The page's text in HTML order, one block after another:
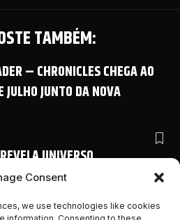
Consent
we use technologies like cookies
TAMBÉM:
– CHRONICLES CHEGA AO
JUNTO DA NOVA
UNIVERSO
ANIME E DETALHES